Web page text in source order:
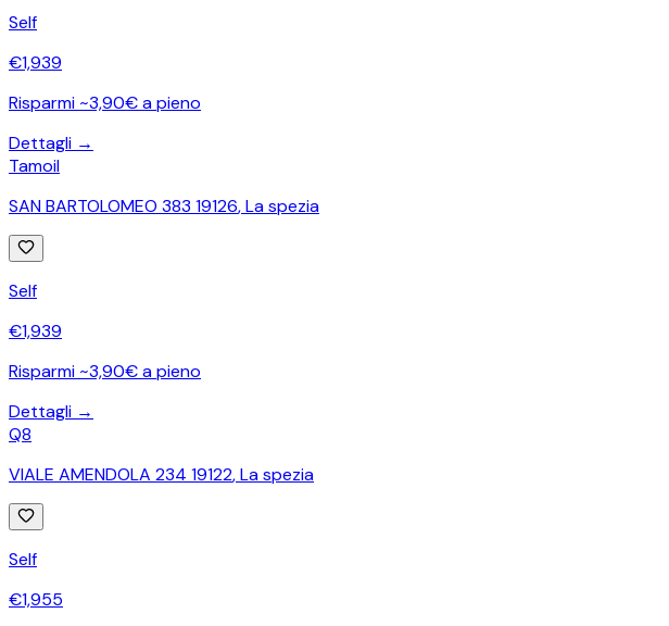
Self
€1,939
Risparmi ~3,90€ a pieno
Dettagli →
Tamoil
SAN BARTOLOMEO 383 19126,La spezia
Self
€1,939
Risparmi ~3,90€ a pieno
Dettagli →
Q8
VIALE AMENDOLA 234 19122,La spezia
Self
€1,955